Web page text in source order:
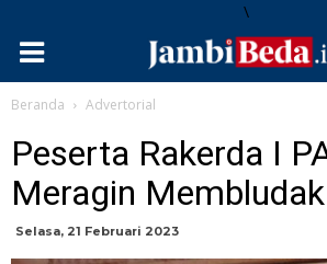
\
Beranda Advertorial
Peserta Rakerda I
Meragin Membludak
Selasa, 21 Februari 2023